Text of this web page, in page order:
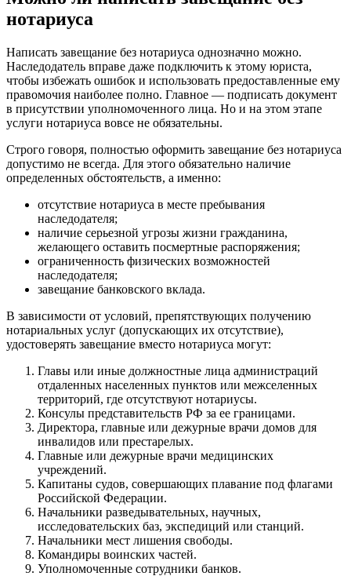
нотариуса
Написать завещание без нотариуса однозначно можно.
Наследодатель вправе даже подключить к этому юриста,
чтобы избежать ошибок и использовать предоставленные ему
правомочия наиболее полно. Главное — подписать документ
в присутствии уполномоченного лица. Но и на этом этапе
услуги нотариуса вовсе не обязательны.
Строго говоря, полностью оформить завещание без нотариуса
допустимо не всегда. Для этого обязательно наличие
определенных обстоятельств, а именно:
отсутствие нотариуса в месте пребывания
наследодателя;
наличие серьезной угрозы жизни гражданина,
желающего оставить посмертные распоряжения;
ограниченность физических возможностей
наследодателя;
завещание банковского вклада.
В зависимости от условий, препятствующих получению
нотариальных услуг (допускающих их отсутствие),
удостоверять завещание вместо нотариуса могут:
Главы или иные должностные лица администраций
отдаленных населенных пунктов или межселенных
территорий, где отсутствуют нотариусы.
Консулы представительств РФ за ее границами.
Директора, главные или дежурные врачи домов для
инвалидов или престарелых.
Главные или дежурные врачи медицинских
учреждений.
Капитаны судов, совершающих плавание под флагами
Российской Федерации.
Начальники разведывательных, научных,
исследовательских баз, экспедиций или станций.
Начальники мест лишения свободы.
Командиры воинских частей.
Уполномоченные сотрудники банков.